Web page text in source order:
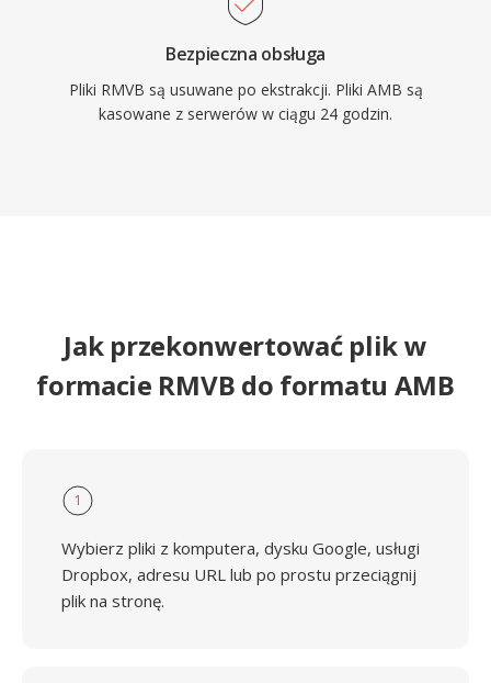
Bezpieczna obsługa
Pliki RMVB są usuwane po ekstrakcji. Pliki AMB są
kasowane z serwerów w ciągu 24 godzin.
Jak przekonwertować plik w
formacie RMVB do formatu AMB
1
Wybierz pliki z komputera, dysku Google, usługi
Dropbox, adresu URL lub po prostu przeciągnij
plik na stronę.